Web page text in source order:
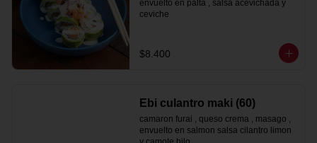
envuelto en palta , salsa acevichada y
ceviche
$8.400
Ebi culantro maki (60)
camaron furai , queso crema , masago ,
envuelto en salmon salsa cilantro limon